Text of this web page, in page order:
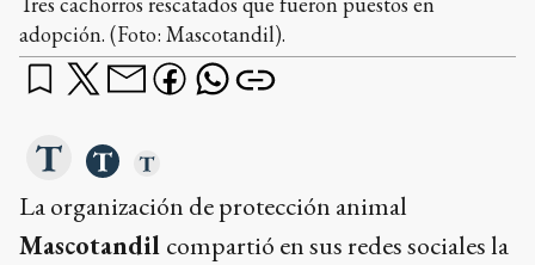
adopción. (Foto: Mascotandil).
La organización de protección animal
Mascotandil compartió en sus redes sociales la